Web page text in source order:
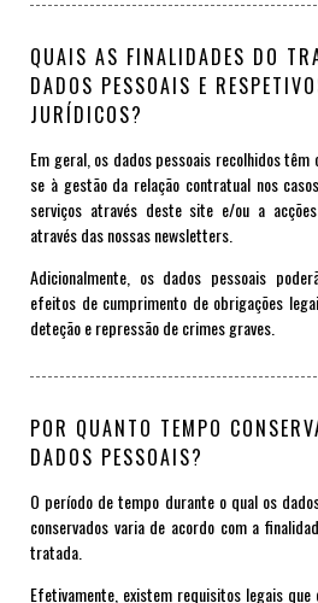
QUAIS AS FINALIDADES DO
DADOS PESSOAIS E
JURÍDICOS?
Em geral, os dados pessoais recolhidos
se à gestão da relação contratual nos
serviços através deste site e/ou a
através das nossas newsletters.
Adicionalmente, os dados pessoais
efeitos de cumprimento de obrigações
deteção e repressão de crimes graves.
POR QUANTO TEMPO
DADOS PESSOAIS?
O período de tempo durante o qual os
conservados varia de acordo com a
tratada.
Efetivamente, existem requisitos legais